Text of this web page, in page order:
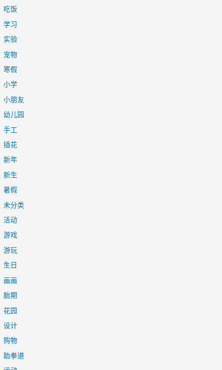
吃饭
学习
实验
宠物
寒假
小学
小朋友
幼儿园
手工
插花
新年
新生
暑假
未分类
活动
游戏
游玩
生日
画画
胎期
花园
设计
购物
跆拳道